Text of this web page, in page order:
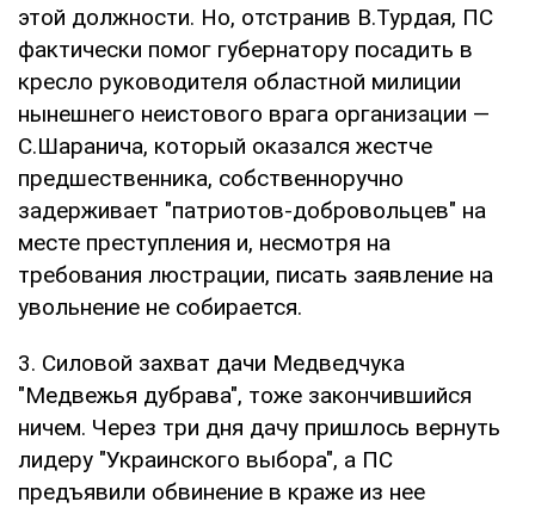
этой должности. Но, отстранив В.Турдая, ПС
фактически помог губернатору посадить в
кресло руководителя областной милиции
нынешнего неистового врага организации —
С.Шаранича, который оказался жестче
предшественника, собственноручно
задерживает "патриотов-добровольцев" на
месте преступления и, несмотря на
требования люстрации, писать заявление на
увольнение не собирается.
3. Силовой захват дачи Медведчука
"Медвежья дубрава", тоже закончившийся
ничем. Через три дня дачу пришлось вернуть
лидеру "Украинского выбора", а ПС
предъявили обвинение в краже из нее